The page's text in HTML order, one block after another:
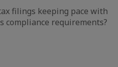
filings keeping pace with
compliance requirements?